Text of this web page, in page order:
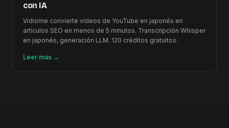
con IA
Vidiome convierte vídeos de YouTube en japonés en
artículos SEO en menos de 5 minutos. Transcripción Whisper
en japonés, generación LLM. 120 créditos gratuitos.
Leer más →